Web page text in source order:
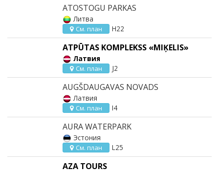
ATOSTOGU PARKAS
Литва
См. план H22
ATPŪTAS KOMPLEKSS «MIĶELIS»
Латвия
См. план J2
AUGŠDAUGAVAS NOVADS
Латвия
См. план I4
AURA WATERPARK
Эстония
См. план L25
AZA TOURS